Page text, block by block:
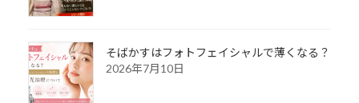
そばかすはフォトフェイシャルで薄くなる？
2026年7月10日